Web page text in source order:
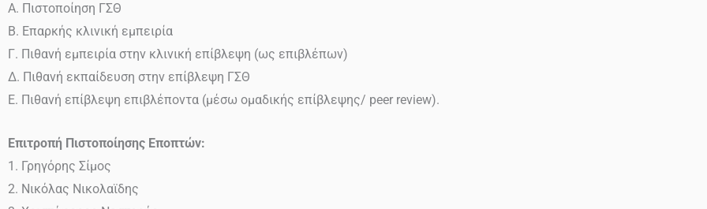
Α. Πιστοποίηση ΓΣΘ
Β. Επαρκής κλινική εμπειρία
Γ. Πιθανή εμπειρία στην κλινική επίβλεψη (ως επιβλέπων)
Δ. Πιθανή εκπαίδευση στην επίβλεψη ΓΣΘ
Ε. Πιθανή επίβλεψη επιβλέποντα (μέσω ομαδικής επίβλεψης/ peer review).
Επιτροπή Πιστοποίησης Εποπτών:
1. Γρηγόρης Σίμος
2. Νικόλας Νικολαϊδης